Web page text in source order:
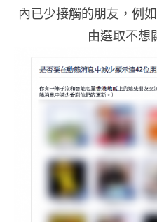
內已少接觸的朋友，例
由選取不想